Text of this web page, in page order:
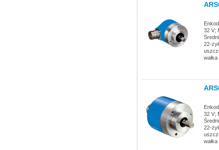
32 V;
22-
32 V;
22-